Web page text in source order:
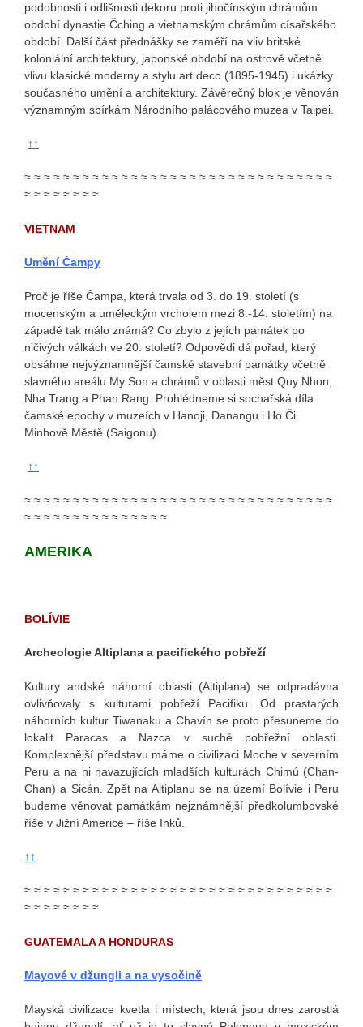
podobnosti i odlišnosti dekoru proti jihočínským chrámům
období dynastie Čching a vietnamským chrámům císařského
období. Další část přednášky se zaměří na vliv britské
koloniální architektury, japonské období na ostrově včetně
vlivu klasické moderny a stylu art deco (1895-1945) i ukázky
současného umění a architektury. Závěrečný blok je věnován
významným sbírkám Národního palácového muzea v Taipei.
↑↑
≈ ≈ ≈ ≈ ≈ ≈ ≈ ≈ ≈ ≈ ≈ ≈ ≈ ≈ ≈ ≈ ≈ ≈ ≈ ≈ ≈ ≈ ≈ ≈ ≈ ≈ ≈ ≈ ≈ ≈ ≈ ≈
≈ ≈ ≈ ≈ ≈ ≈ ≈ ≈
VIETNAM
Umění Čampy
Proč je říše Čampa, která trvala od 3. do 19. století (s
mocenským a uměleckým vrcholem mezi 8.-14. stoletím) na
západě tak málo známá? Co zbylo z jejích památek po
ničivých válkách ve 20. století? Odpovědi dá pořad, který
obsáhne nejvýznamnější čamské stavební památky včetně
slavného areálu My Son a chrámů v oblasti měst Quy Nhon,
Nha Trang a Phan Rang. Prohlédneme si sochařská díla
čamské epochy v muzeích v Hanoji, Danangu i Ho Či
Minhově Městě (Saigonu).
↑↑
≈ ≈ ≈ ≈ ≈ ≈ ≈ ≈ ≈ ≈ ≈ ≈ ≈ ≈ ≈ ≈ ≈ ≈ ≈ ≈ ≈ ≈ ≈ ≈ ≈ ≈ ≈ ≈ ≈ ≈ ≈ ≈
≈ ≈ ≈ ≈ ≈ ≈ ≈ ≈ ≈ ≈ ≈ ≈ ≈ ≈ ≈
AMERIKA
BOLÍVIE
Archeologie Altiplana a pacifického pobřeží
Kultury andské náhorní oblasti (Altiplana) se odpradávna
ovlivňovaly s kulturami pobřeží Pacifiku. Od prastarých
náhorních kultur Tiwanaku a Chavín se proto přesuneme do
lokalit Paracas a Nazca v suché pobřežní oblasti.
Komplexnější představu máme o civilizaci Moche v severním
Peru a na ni navazujících mladších kulturách Chimú (Chan-
Chan) a Sicán. Zpět na Altiplanu se na území Bolívie i Peru
budeme věnovat památkám nejznámnější předkolumbovské
říše v Jižní Americe – říše Inků.
↑↑
≈ ≈ ≈ ≈ ≈ ≈ ≈ ≈ ≈ ≈ ≈ ≈ ≈ ≈ ≈ ≈ ≈ ≈ ≈ ≈ ≈ ≈ ≈ ≈ ≈ ≈ ≈ ≈ ≈ ≈ ≈ ≈
≈ ≈ ≈ ≈ ≈ ≈ ≈ ≈
GUATEMALA A HONDURAS
Mayové v džungli a na vysočině
Mayská civilizace kvetla i místech, která jsou dnes zarostlá